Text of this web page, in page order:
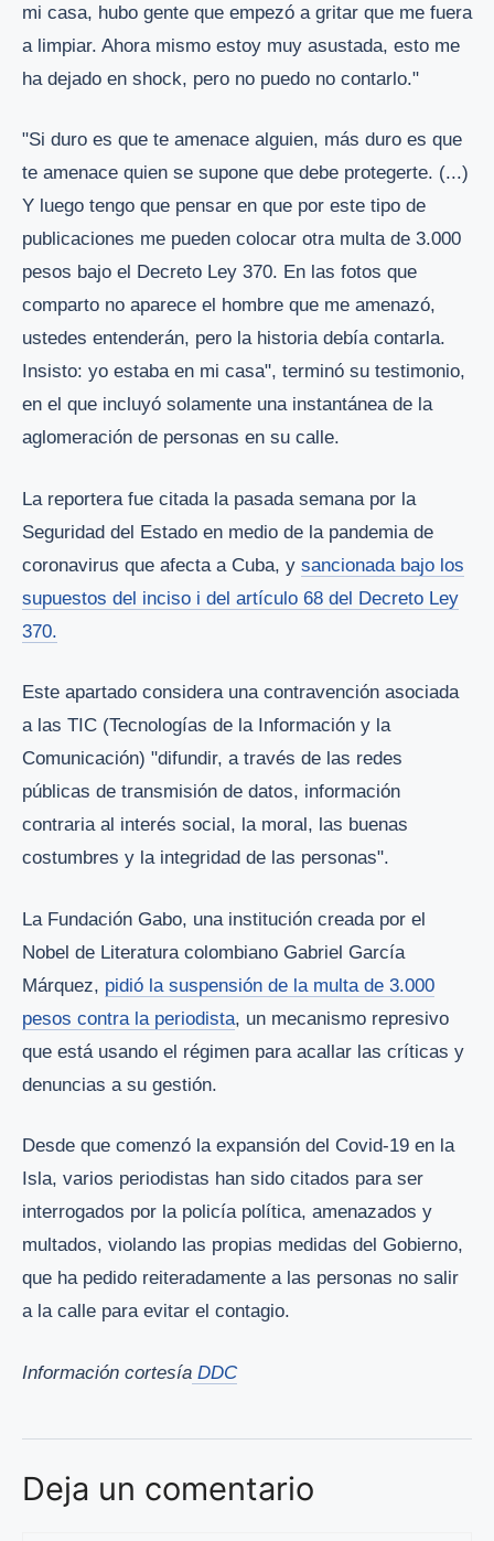
mi casa, hubo gente que empezó a gritar que me fuera
a limpiar. Ahora mismo estoy muy asustada, esto me
ha dejado en shock, pero no puedo no contarlo."
"Si duro es que te amenace alguien, más duro es que
te amenace quien se supone que debe protegerte. (...)
Y luego tengo que pensar en que por este tipo de
publicaciones me pueden colocar otra multa de 3.000
pesos bajo el Decreto Ley 370. En las fotos que
comparto no aparece el hombre que me amenazó,
ustedes entenderán, pero la historia debía contarla.
Insisto: yo estaba en mi casa", terminó su testimonio,
en el que incluyó solamente una instantánea de la
aglomeración de personas en su calle.
La reportera fue citada la pasada semana por la
Seguridad del Estado en medio de la pandemia de
coronavirus que afecta a Cuba, y sancionada bajo los
supuestos del inciso i del artículo 68 del Decreto Ley
370.
Este apartado considera una contravención asociada
a las TIC (Tecnologías de la Información y la
Comunicación) "difundir, a través de las redes
públicas de transmisión de datos, información
contraria al interés social, la moral, las buenas
costumbres y la integridad de las personas".
La Fundación Gabo, una institución creada por el
Nobel de Literatura colombiano Gabriel García
Márquez, pidió la suspensión de la multa de 3.000
pesos contra la periodista, un mecanismo represivo
que está usando el régimen para acallar las críticas y
denuncias a su gestión.
Desde que comenzó la expansión del Covid-19 en la
Isla, varios periodistas han sido citados para ser
interrogados por la policía política, amenazados y
multados, violando las propias medidas del Gobierno,
que ha pedido reiteradamente a las personas no salir
a la calle para evitar el contagio.
Información cortesía DDC
Deja un comentario